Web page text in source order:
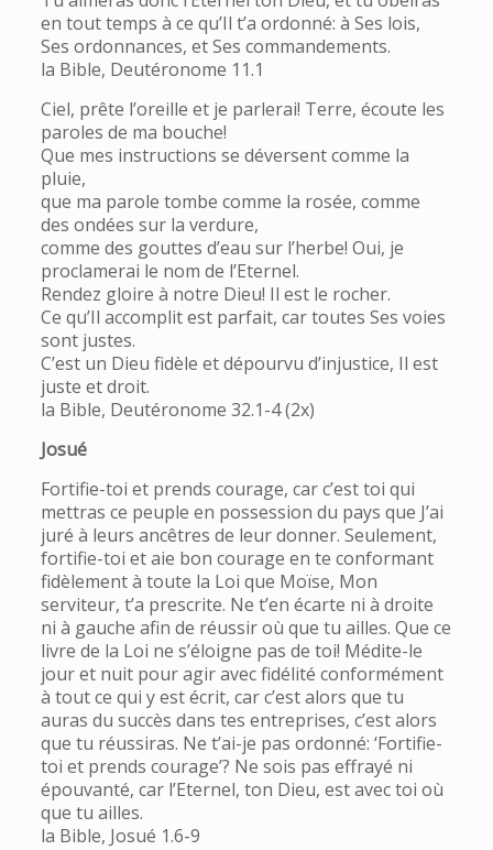
en tout temps à ce qu’Il t’a ordonné: à Ses lois,
Ses ordonnances, et Ses commandements.
la Bible, Deutéronome 11.1
Ciel, prête l’oreille et je parlerai! Terre, écoute les
paroles de ma bouche!
Que mes instructions se déversent comme la
pluie,
que ma parole tombe comme la rosée, comme
des ondées sur la verdure,
comme des gouttes d’eau sur l’herbe! Oui, je
proclamerai le nom de l’Eternel.
Rendez gloire à notre Dieu! Il est le rocher.
Ce qu’Il accomplit est parfait, car toutes Ses voies
sont justes.
C’est un Dieu fidèle et dépourvu d’injustice, Il est
juste et droit.
la Bible, Deutéronome 32.1-4 (2x)
Josué
Fortifie-toi et prends courage, car c’est toi qui
mettras ce peuple en possession du pays que J’ai
juré à leurs ancêtres de leur donner. Seulement,
fortifie-toi et aie bon courage en te conformant
fidèlement à toute la Loi que Moïse, Mon
serviteur, t’a prescrite. Ne t’en écarte ni à droite
ni à gauche afin de réussir où que tu ailles. Que ce
livre de la Loi ne s’éloigne pas de toi! Médite-le
jour et nuit pour agir avec fidélité conformément
à tout ce qui y est écrit, car c’est alors que tu
auras du succès dans tes entreprises, c’est alors
que tu réussiras. Ne t’ai-je pas ordonné: ‘Fortifie-
toi et prends courage’? Ne sois pas effrayé ni
épouvanté, car l’Eternel, ton Dieu, est avec toi où
que tu ailles.
la Bible, Josué 1.6-9